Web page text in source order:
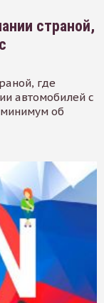
страной,
где
автомобилей с
об